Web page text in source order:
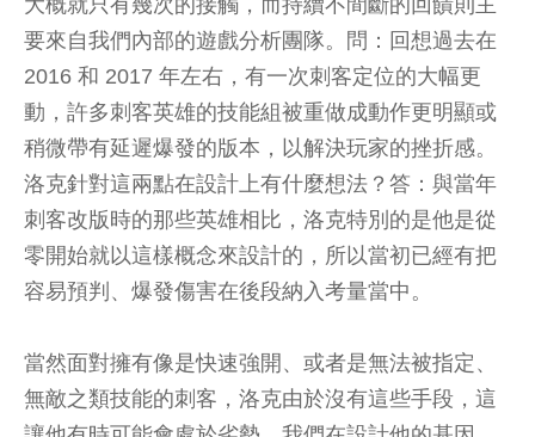
大概就只有幾次的接觸，而持續不間斷的回饋則主
要來自我們內部的遊戲分析團隊。問：回想過去在
2016 和 2017 年左右，有一次刺客定位的大幅更
動，許多刺客英雄的技能組被重做成動作更明顯或
稍微帶有延遲爆發的版本，以解決玩家的挫折感。
洛克針對這兩點在設計上有什麼想法？答：與當年
刺客改版時的那些英雄相比，洛克特別的是他是從
零開始就以這樣概念來設計的，所以當初已經有把
容易預判、爆發傷害在後段納入考量當中。
當然面對擁有像是快速強開、或者是無法被指定、
無敵之類技能的刺客，洛克由於沒有這些手段，這